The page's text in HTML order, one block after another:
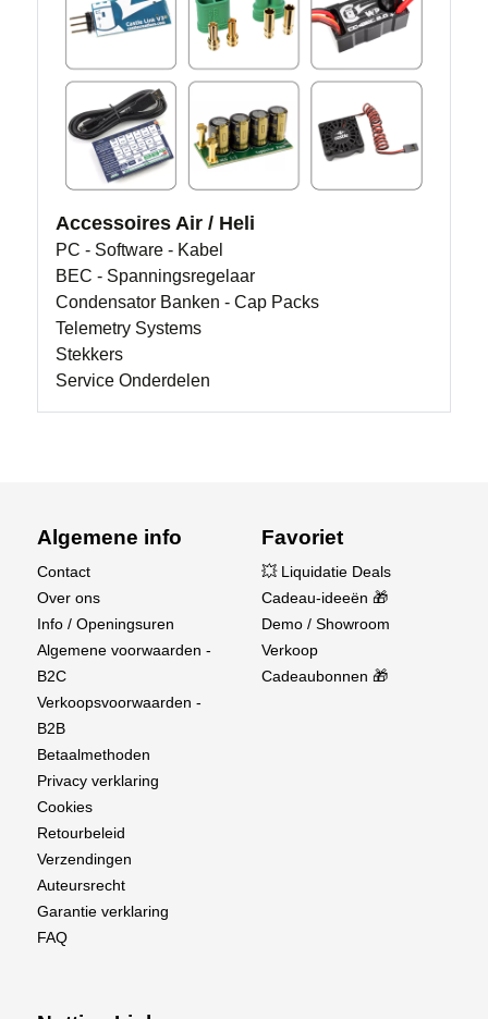
Accessoires Air / Heli
PC - Software - Kabel
BEC - Spanningsregelaar
Condensator Banken - Cap Packs
Telemetry Systems
Stekkers
Service Onderdelen
Algemene info
Contact
Over ons
Info / Openingsuren
Algemene voorwaarden -
B2C
Verkoopsvoorwaarden -
B2B
Betaalmethoden
Privacy verklaring
Cookies
Retourbeleid
Verzendingen
Auteursrecht
Garantie verklaring
FAQ
Favoriet
💥 Liquidatie Deals
Cadeau-ideeën 🎁
Demo / Showroom
Verkoop
Cadeaubonnen 🎁